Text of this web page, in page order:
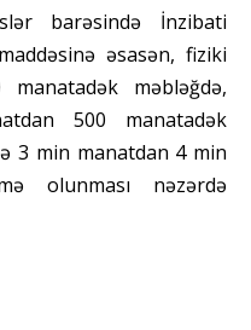
barəsində İnzibati
əsasən, fiziki
məbləğdə,
500 manatadək
3 min manatdan 4 min
olunması nəzərdə